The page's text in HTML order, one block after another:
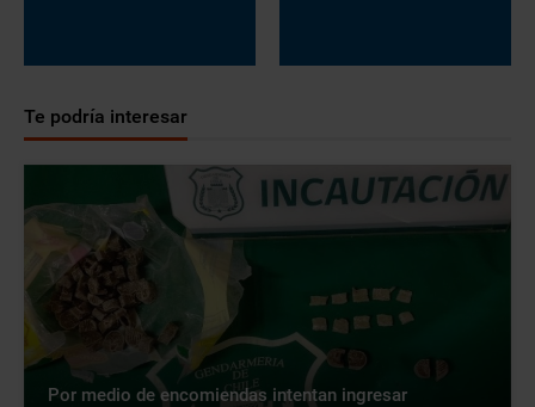
Te podría interesar
Por medio de encomiendas intentan ingresar